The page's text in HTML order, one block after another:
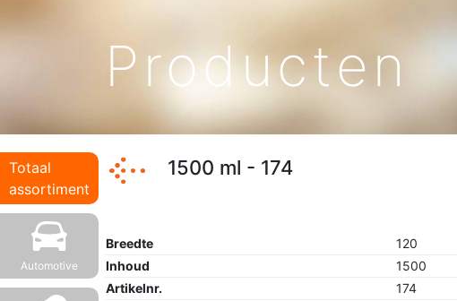
Producten
Totaal
assortiment
Automotive
1500 ml - 174
Breedte
120
Inhoud
1500
Artikelnr.
174